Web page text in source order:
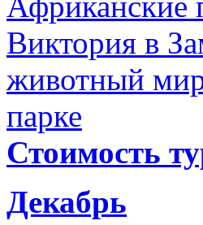
Виктория в
животный
парке
Стоимость
Декабрь